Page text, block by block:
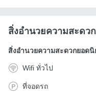
สิ่งอำนวยความสะดว
สิ่งอำนวยความสะดวกยอดนิ
Wifi ทั่วไป
ที่จอดรถ